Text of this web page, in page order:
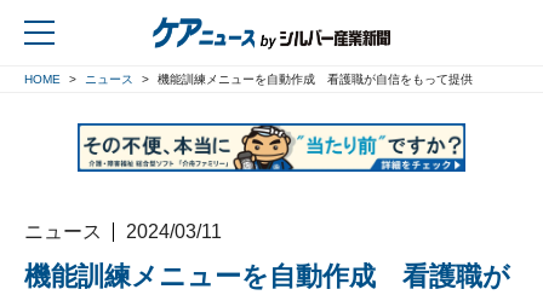
HOME ニュース 機能訓練メニューを自動作成 看護職が自信をもって提供
ニュース 2024/03/11
機能訓練メニューを自動作成 看護職が